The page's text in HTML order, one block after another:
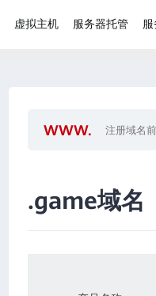
虚拟主机 服务器托管
.game域名